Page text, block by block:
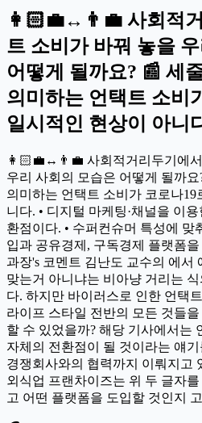
👩🏻‍💼↔️👨‍💼 사회적
트 소비가 바꿔 놓을
어떻게 될까요? 📰 세
의미하는 언택트 소비
일시적인 현상이 아니
👩🏻‍💼↔️👨‍💼 사회적거리두기에
우리 사회의 모습은 어떻게 될까
의미하는 언택트 소비가 코로나
니다. • 디지털 마케팅·채널을 이
환점이다. • 수퍼컨슈머 특성에 맞
입과 공유경제, 구독경제 플랫폼
과장's 코멘트 김난도 교수의 에서
맞는거 아니냐는 비아냥 거리는
다. 하지만 바이러스로 인한 언택
라이프 스타일 전반의 모든 것들
할 수 있었을까? 해당 기사에서는
자체의 전환점이 될 것이라는 얘
경쟁회사와의 협력까지 이뤄지고
외식업 프랜차이즈는 위 두 글자
고 어떤 플랫폼을 도입할 것인지